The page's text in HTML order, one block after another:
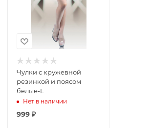
Чулки с кружевной
резинкой и поясом
белые-L
Нет в наличии
999 ₽